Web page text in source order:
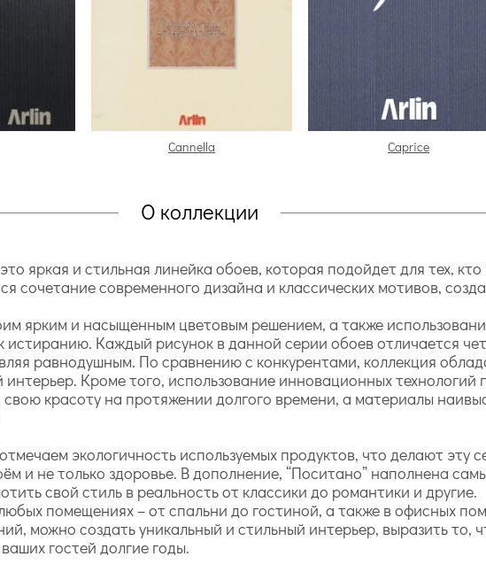
Cannella Caprice
О коллекции
яркая и стильная линейка обоев, которая подойдет для тех,
сочетание современного дизайна и классических мотивов,
ярким и насыщенным цветовым решением, а также
Каждый рисунок в данной серии обоев отличается
равнодушным. По сравнению с конкурентами, коллекция
Кроме того, использование инновационных технологий
красоту на протяжении долгого времени, а материалы
экологичность используемых продуктов, что делают эту
и не только здоровье. В дополнение, “Поситано” наполнена
свой стиль в реальность от классики до романтики и другие.
помещениях – от спальни до гостиной, а также в офисных
можно создать уникальный и стильный интерьер, выразить то,
гостей долгие годы.